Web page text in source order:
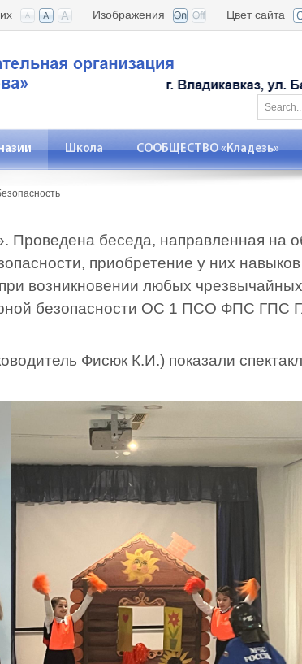
Цвет сайта
Изображения
Школа СООБЩЕСТВО «Кладезь»
Проведена беседа, направленная на
приобретение у них навыков
возникновении любых
безопасности ОС 1 ПСО ФПС ГПС
Фисюк К.И.) показали